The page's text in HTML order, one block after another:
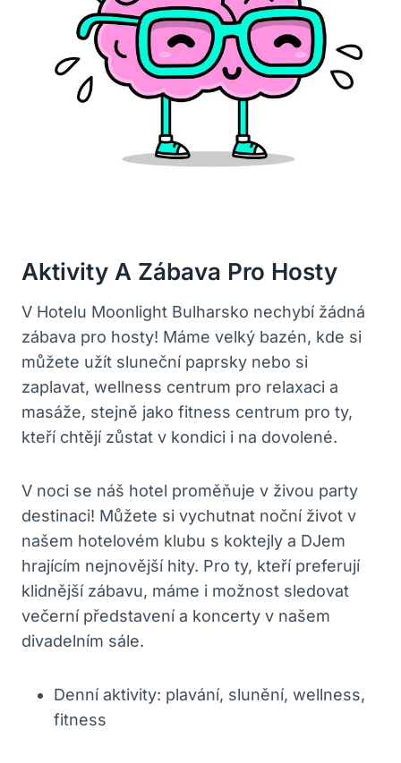
Aktivity A Zábava Pro Hosty
V Hotelu Moonlight Bulharsko nechybí žádná
zábava pro hosty! Máme velký bazén, kde si
můžete užít sluneční paprsky nebo si
zaplavat, wellness centrum pro relaxaci a
masáže, stejně jako fitness centrum pro ty,
kteří chtějí zůstat v kondici i na dovolené.
V noci se náš hotel proměňuje v živou party
destinaci! Můžete si vychutnat noční život v
našem hotelovém klubu s koktejly a DJem
hrajícím nejnovější hity. Pro ty, kteří preferují
klidnější zábavu, máme i možnost sledovat
večerní představení a koncerty v našem
divadelním sále.
Denní aktivity: plavání, slunění, wellness,
fitness